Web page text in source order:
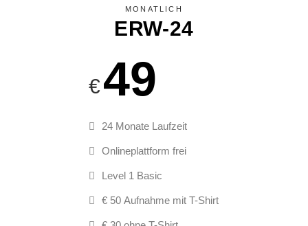
MONATLICH
ERW-24
€49
24 Monate Laufzeit
Onlineplattform frei
Level 1 Basic
€ 50 Aufnahme mit T-Shirt